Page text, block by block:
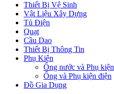
Thiết Bị Vệ Sinh
Vật Liệu Xây Dựng
Tủ Điện
Quạt
Cầu Dao
Thiết Bị Thông Tin
Phụ Kiện
Ống nước và Phụ kiện
Ống và Phụ kiện điện
Đồ Gia Dụng